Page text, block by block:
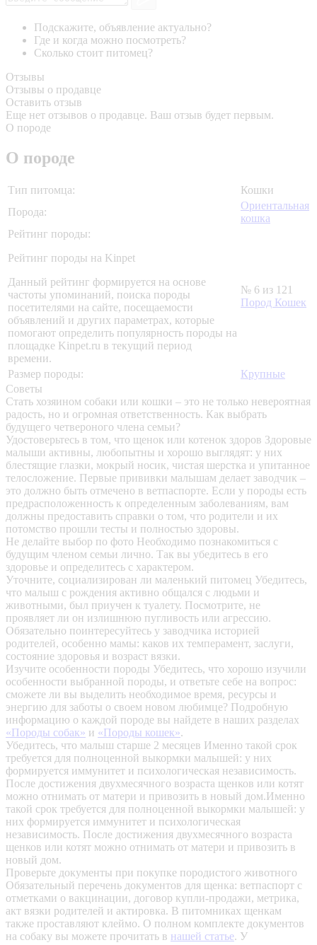
Подскажите, объявление актуально?
Где и когда можно посмотреть?
Сколько стоит питомец?
Отзывы
Отзывы о продавце
Оставить отзыв
Еще нет отзывов о продавце. Ваш отзыв будет первым.
О породе
О породе
Тип питомца:
Кошки
Порода:
Ориентальная
кошка
Рейтинг породы:
Рейтинг породы на Kinpet
Данный рейтинг формируется на основе
частоты упоминаний, поиска породы
посетителями на сайте, посещаемости
объявлений и других параметрах, которые
помогают определить популярность породы на
площадке Kinpet.ru в текущий период
времени.
№ 6 из 121
Пород Кошек
Размер породы:
Крупные
Советы
Стать хозяином собаки или кошки – это не только невероятная
радость, но и огромная ответственность. Как выбрать
будущего четвероного члена семьи?
Удостоверьтесь в том, что щенок или котенок здоров Здоровые
малыши активны, любопытны и хорошо выглядят: у них
блестящие глазки, мокрый носик, чистая шерстка и упитанное
телосложение. Первые прививки малышам делает заводчик –
это должно быть отмечено в ветпаспорте. Если у породы есть
предрасположенность к определенным заболеваниям, вам
должны предоставить справки о том, что родители и их
потомство прошли тесты и полностью здоровы.
Не делайте выбор по фото Необходимо познакомиться с
будущим членом семьи лично. Так вы убедитесь в его
здоровье и определитесь с характером.
Уточните, социализирован ли маленький питомец Убедитесь,
что малыш с рождения активно общался с людьми и
животными, был приучен к туалету. Посмотрите, не
проявляет ли он излишнюю пугливость или агрессию.
Обязательно поинтересуйтесь у заводчика историей
родителей, особенно мамы: каков их темперамент, заслуги,
состояние здоровья и возраст вязки.
Изучите особенности породы Убедитесь, что хорошо изучили
особенности выбранной породы, и ответьте себе на вопрос:
сможете ли вы выделить необходимое время, ресурсы и
энергию для заботы о своем новом любимце? Подробную
информацию о каждой породе вы найдете в наших разделах
«Породы собак» и «Породы кошек».
Убедитесь, что малыш старше 2 месяцев Именно такой срок
требуется для полноценной выкормки малышей: у них
формируется иммунитет и психологическая независимость.
После достижения двухмесячного возраста щенков или котят
можно отнимать от матери и привозить в новый дом.Именно
такой срок требуется для полноценной выкормки малышей: у
них формируется иммунитет и психологическая
независимость. После достижения двухмесячного возраста
щенков или котят можно отнимать от матери и привозить в
новый дом.
Проверьте документы при покупке породистого животного
Обязательный перечень документов для щенка: ветпаспорт с
отметками о вакцинации, договор купли-продажи, метрика,
акт вязки родителей и актировка. В питомниках щенкам
также проставляют клеймо. О полном комплекте документов
на собаку вы можете прочитать в нашей статье. У